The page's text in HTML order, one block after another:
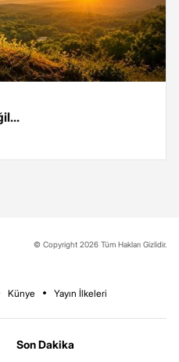
© Copyright 2026 Tüm Hakları Gizlidir.
Künye Yayın İlkeleri
Son Dakika